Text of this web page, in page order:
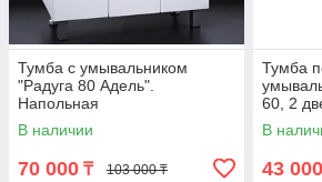
Тумба с умывальником
"Радуга 80 Адель".
Напольная
В наличии
70 000 ₸ 103 000 ₸
Тумба
60, 2
В
43 000